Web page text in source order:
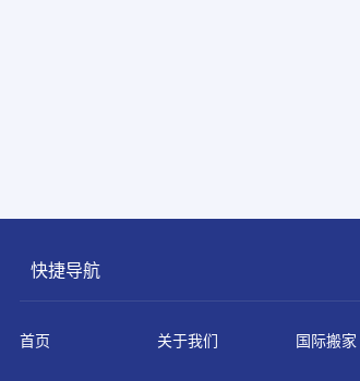
快捷导航
首页 关于我们 国际搬家